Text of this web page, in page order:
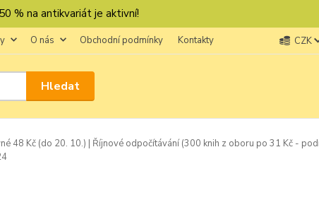
% na antikvariát je aktivní!
O nás Obchodní podmínky Kontakty CZK
Hledat
48 Kč (do 20. 10.) | Říjnové odpočítávání (300 knih z oboru po 31 Kč -